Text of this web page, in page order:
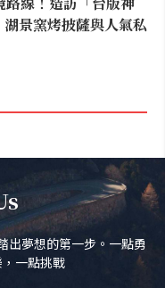
景窯烤披薩與人氣私
出夢想的第一步。一點勇
一點挑戰